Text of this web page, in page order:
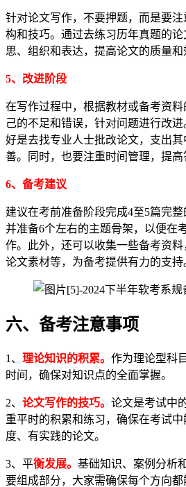
针对论文写作，不要押题，而是要
构和技巧。通过去练习历年真题的
思、组织和表达，提高论文的质量和
5、改进阶段
在写作过程中，根据教材或备考资
己的不足和错误，针对问题进行改
好是去找专业人士批改论文，支出
善。同时，也要注重时间管理，提高
6、备考建议
建议在考前准备阶段完成4至5篇完整
并准备6个左右的主题骨架，以便在
作。此外，还可以收集一些备考资料
论文素材等，为备考提供有力的支持
六、备考注意事项
1、 理论知识的积累。 作为理论型科
时间，确保对知识点的全面掌握。
2、 论文写作的技巧。 论文是考试中
重平时的积累和练习，确保在考试
度、有实践的论文。
3、平衡发展。 基础知识、案例分析
要组成部分，大家需确保每个方向